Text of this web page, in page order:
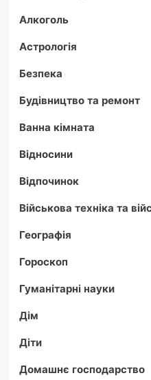
Алкоголь
Астрологія
Безпека
Будівництво та ремонт
Ванна кімната
Відносини
Відпочинок
Військова техніка та
Географія
Гороскоп
Гуманітарні науки
Дім
Діти
Домашнє господарство